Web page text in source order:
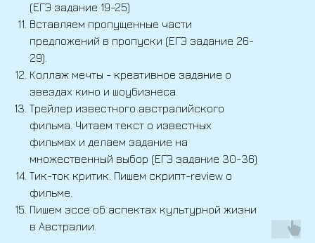
(ЕГЭ задание 19-25)
Вставляем пропущенные части
предложений в пропуски (ЕГЭ задание 26-
29).
Коллаж мечты - креативное задание о
звездах кино и шоубизнеса.
Трейлер известного австралийского
фильма. Читаем текст о известных
фильмах и делаем задание на
множественный выбор (ЕГЭ задание 30-36)
Тик-ток критик. Пишем скрипт-review о
фильме.
Пишем эссе об аспектах культурной жизни
в Австралии.